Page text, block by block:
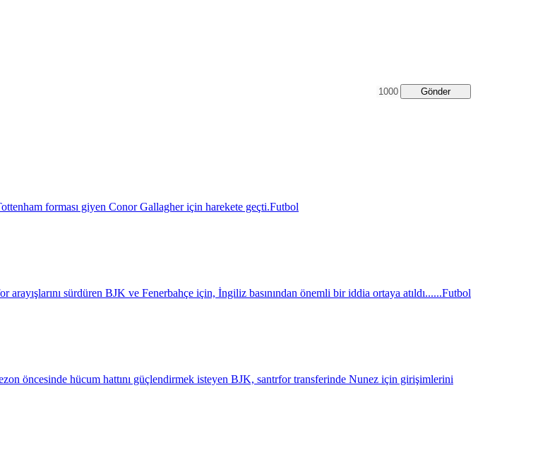
Gönder
forması giyen Conor Gallagher için harekete geçti.Futbol
arayışlarını sürdüren BJK ve Fenerbahçe için, İngiliz basınından önemli bir iddia ortaya atıldı......Futbol
öncesinde hücum hattını güçlendirmek isteyen BJK, santrfor transferinde Nunez için girişimlerini